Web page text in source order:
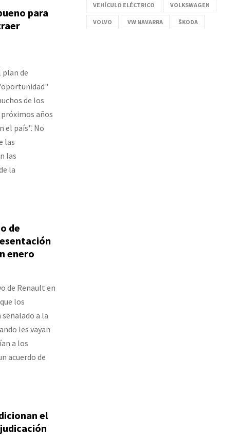
para
plan de
de los
años
el país". No
las
las
la
de
enero
de Renault en
los
a la
les vayan
a los
acuerdo de
el
VEHÍCULO ELÉCTRICO VOLKSWAGEN
VOLVO VW NAVARRA ŠKODA